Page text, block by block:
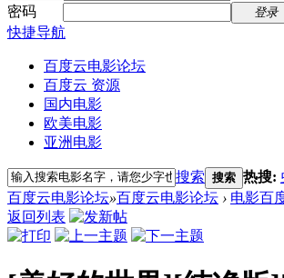
密码
登录
快捷导航
百度云电影论坛
百度云 资源
国内电影
欧美电影
亚洲电影
搜索 搜索 热搜:
百度云电影论坛»百度云电影论坛 › 电影百
返回列表